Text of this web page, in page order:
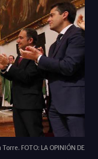
FOTO: LA OPINIÓN DE